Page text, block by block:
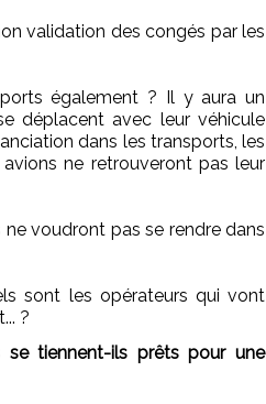
validation des congés par les
également ? Il y aura un
déplacent avec leur véhicule
dans les transports, les
ne retrouveront pas leur
voudront pas se rendre dans
sont les opérateurs qui vont
?
se tiennent-ils prêts pour une